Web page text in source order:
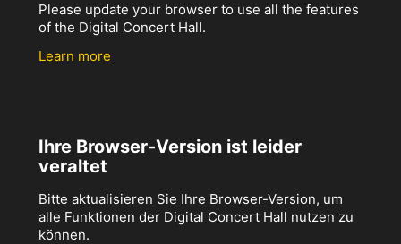
Please update your browser to use all the features
of the Digital Concert Hall.
Learn more
Ihre Browser-Version ist leider
veraltet
Bitte aktualisieren Sie Ihre Browser-Version, um
alle Funktionen der Digital Concert Hall nutzen zu
können.